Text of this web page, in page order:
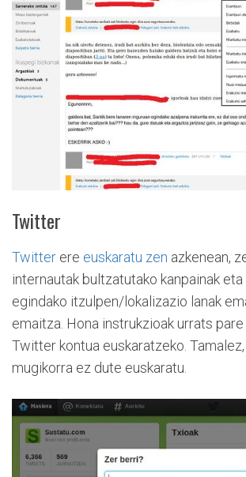
Twitter
Twitter ere euskaratu zen azkenean,
internautak bultzatutako kanpainak
egindako itzulpen/lokalizazio lanak
emaitza. Hona instrukzioak urrats
Twitter kontua euskaratzeko.
mugikorra ez dute euskaratu.